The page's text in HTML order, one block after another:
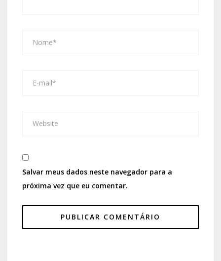
Salvar meus dados neste navegador para a
próxima vez que eu comentar.